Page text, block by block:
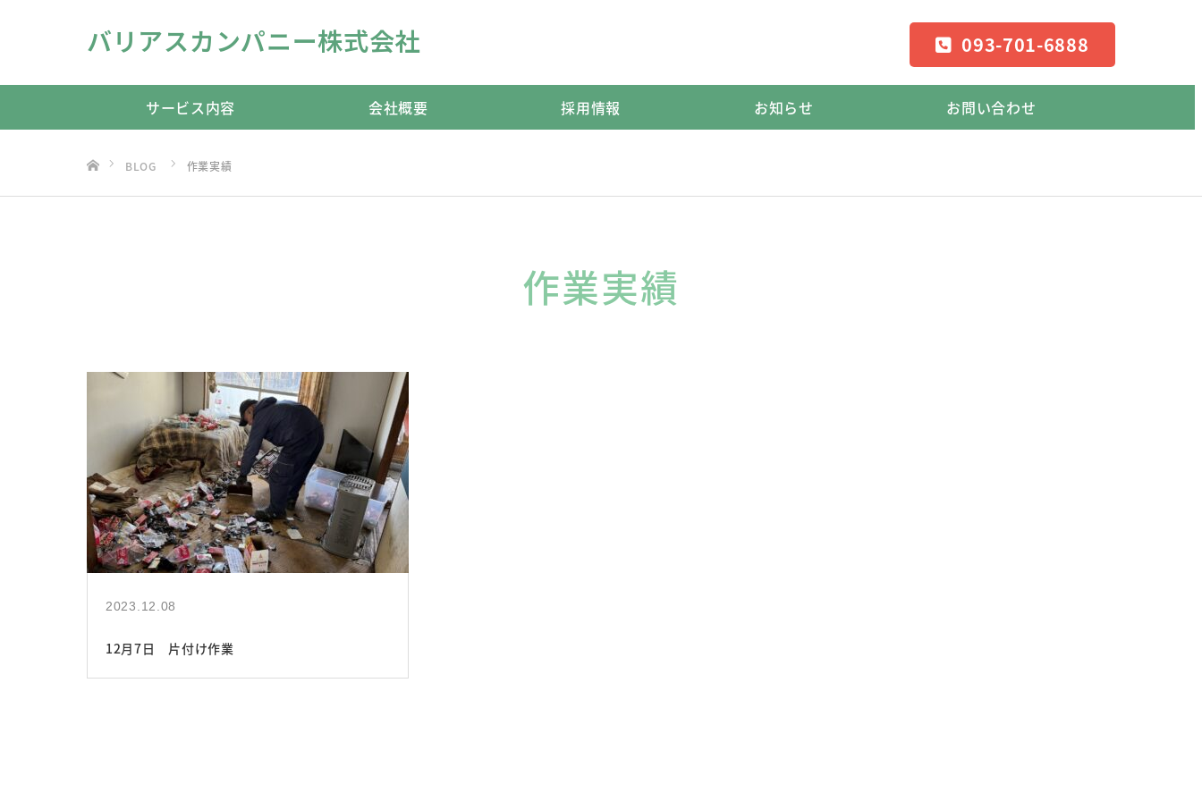
バリアスカンパニー株式会社 093-701-6888
サービス内容 会社概要 採用情報 お知らせ お問い合わせ
BLOG
作業実績
作業実績
2023.12.08
12月7日 片付け作業